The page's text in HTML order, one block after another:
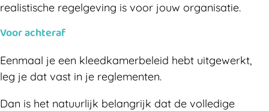
realistische regelgeving is voor jouw organisatie.
Voor achteraf
Eenmaal je een kleedkamerbeleid hebt uitgewerkt,
leg je dat vast in je reglementen.
Dan is het natuurlijk belangrijk dat de volledige